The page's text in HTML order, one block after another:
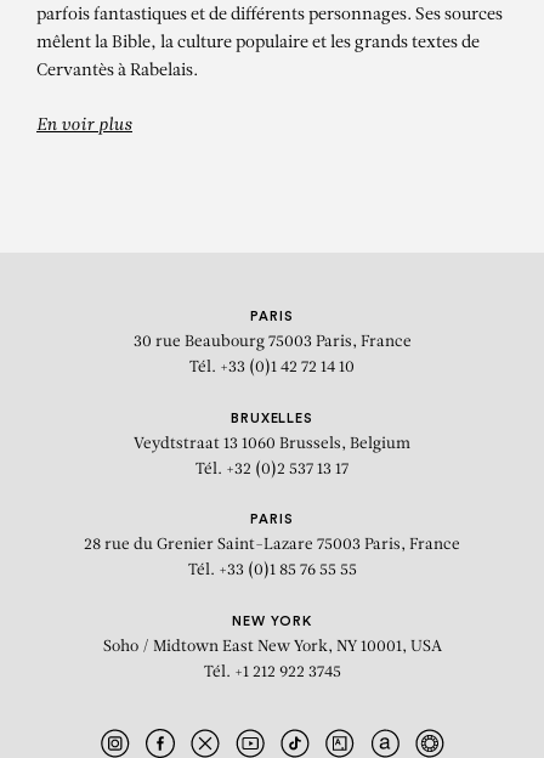
parfois fantastiques et de différents personnages. Ses sources
mêlent la Bible, la culture populaire et les grands textes de
Cervantès à Rabelais.
En voir plus
PARIS
30 rue Beaubourg 75003 Paris, France
Tél. +33 (0)1 42 72 14 10
BRUXELLES
Veydtstraat 13 1060 Brussels, Belgium
Tél. +32 (0)2 537 13 17
PARIS
28 rue du Grenier Saint-Lazare 75003 Paris, France
Tél. +33 (0)1 85 76 55 55
NEW YORK
Soho / Midtown East New York, NY 10001, USA
Tél. +1 212 922 3745